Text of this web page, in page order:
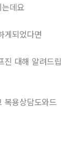
데요
게되었다면
진 대해 알려드립
복용상담도와드